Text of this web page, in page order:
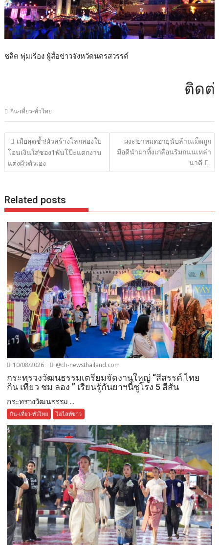
ชลิต พุ่มเรือง ผู้สื่อข่าวจังหวัดนครสวรรค์
ติดต่อโฆ
กิน-เที่ยว-ทั่วไทย
แนะแนว
เรื่อง
เมียสุดช้ำ!ผัวสร้างโลกสองใบ
โอนเงินใส่ซอง1พันโป๊ะแตกงาน
แต่งผัวตัวเอง
ผงะ!ยาหมดอายุนับล้านเม็ดถูก
มือดีนำมาทิ้งเกลื่อนริมถนนเหล่า
นาดี
Related posts
10/08/2026 @ch-newsthailand.com
กระทรวงวัฒนธรรมเตรียมจัดงานใหญ่ “สีสรรค์ ไทย
กิน เที่ยว ชม ลอง ” เรียนรู้กันยาฯนี้ชูโรง 5 สีสัน
กระทรวงวัฒนธรรม ...
กิน-เที่ยว-ทั่วไทย ไฮไลท์ข่าว